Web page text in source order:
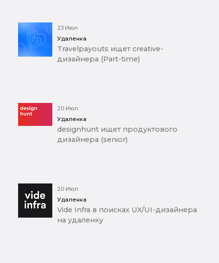
23 Июл
Удаленка
Travelpayouts ищет creative-
дизайнера (Part-time)
20 Июл
Удаленка
designhunt ищет продуктового
дизайнера (senior)
20 Июл
Удаленка
Vide Infra в поисках UX/UI-дизайнера
на удаленку